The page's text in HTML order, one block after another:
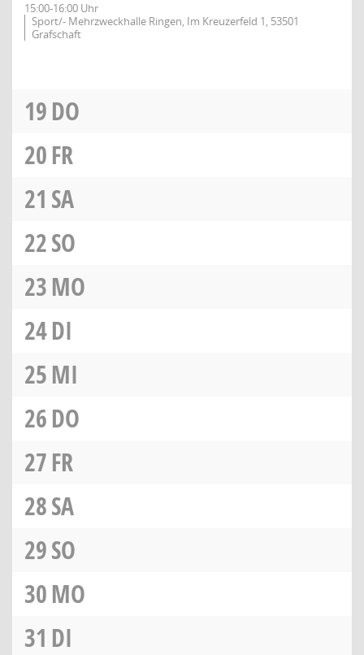
15:00-16:00 Uhr
Sport/- Mehrzweckhalle Ringen, Im Kreuzerfeld 1, 53501
Grafschaft
19DO
20FR
21 SA
22SO
23MO
24DI
25MI
26DO
27FR
28SA
29SO
30MO
31 DI